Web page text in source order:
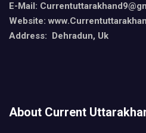
E-Mail: Currentuttarakhand9
Website:
Address: Dehradun, Uk
About Current